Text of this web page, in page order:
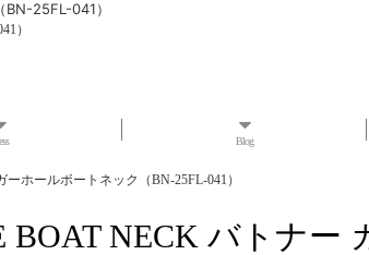
25FL-041）
）
Blog
ホールボートネック（BN-25FL-041）
BOAT NECK バトナー